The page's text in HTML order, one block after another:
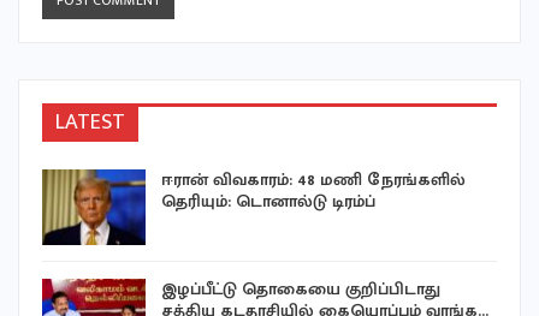
LATEST
ஈரான் விவகாரம்: 48 மணி நேரங்களில்
தெரியும்: டொனால்டு டிரம்ப்
இழப்பீட்டு தொகையை குறிப்பிடாது